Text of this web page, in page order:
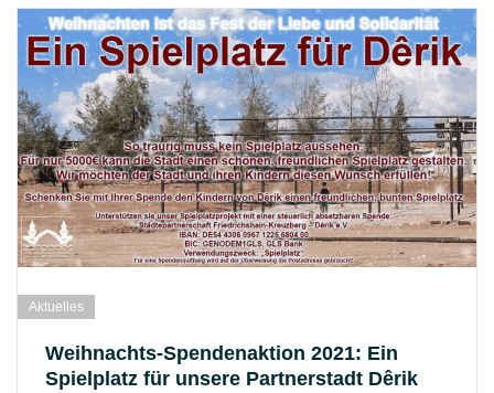
Aktuelles
Weihnachts-Spendenaktion 2021: Ein
Spielplatz für unsere Partnerstadt Dêrik